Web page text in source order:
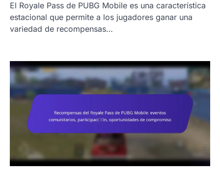
El Royale Pass de PUBG Mobile es una característica
estacional que permite a los jugadores ganar una
variedad de recompensas…